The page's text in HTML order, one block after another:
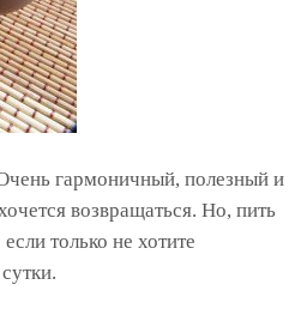
гармоничный, полезный и
возвращаться. Но, пить
только не хотите